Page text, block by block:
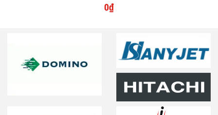
0₫